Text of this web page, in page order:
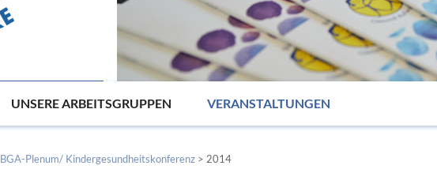
UNSERE ARBEITSGRUPPEN VERANSTALTUNGEN
BGA-Plenum/ Kindergesundheitskonferenz > 2014